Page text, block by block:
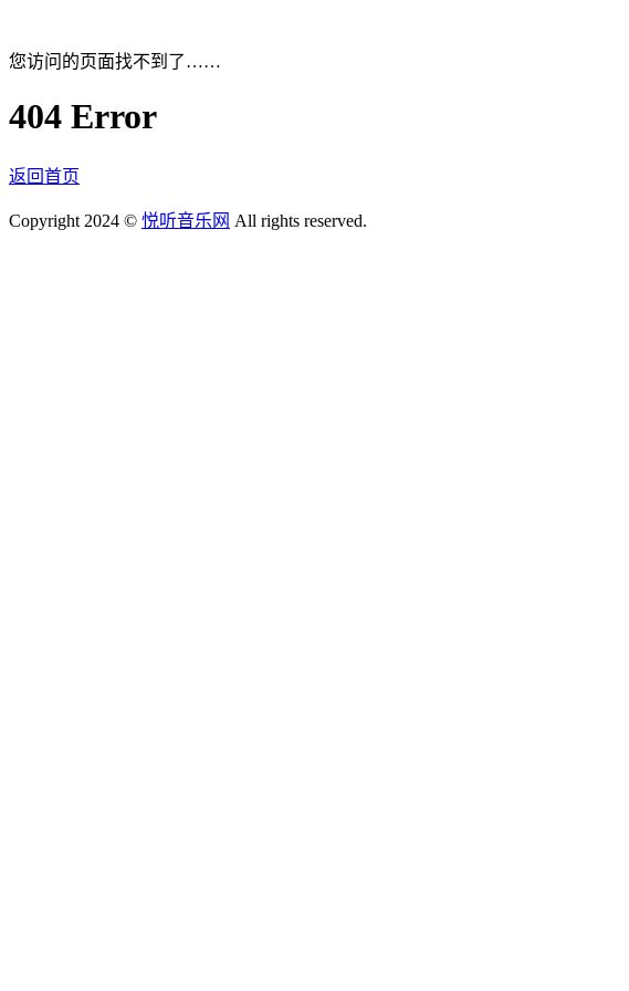
您访问的页面找不到了……
404 Error
返回首页
Copyright 2024 © 悦听音乐网 All rights reserved.